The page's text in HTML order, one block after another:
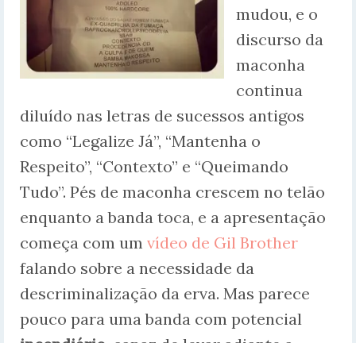
mudou, e o
discurso da
maconha
continua
diluído nas letras de sucessos antigos
como “Legalize Já”, “Mantenha o
Respeito”, “Contexto” e “Queimando
Tudo”. Pés de maconha crescem no telão
enquanto a banda toca, e a apresentação
começa com um vídeo de Gil Brother
falando sobre a necessidade da
descriminalização da erva. Mas parece
pouco para uma banda com potencial